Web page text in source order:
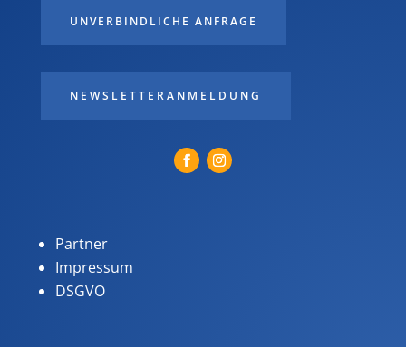
UNVERBINDLICHE ANFRAGE
NEWSLETTERANMELDUNG
Partner
Impressum
DSGVO